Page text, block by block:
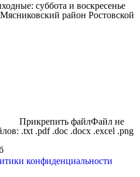
суббота и воскресенье
район Ростовской
Прикрепить файлФайл не
.txt .pdf .doc .docx .excel .png
конфиденциальности